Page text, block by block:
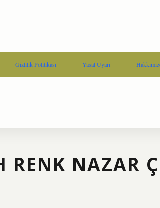
Gizlilik Politikası Yasal Uyarı
RENK NAZAR